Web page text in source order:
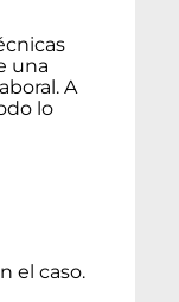
una
A
lo
el caso.